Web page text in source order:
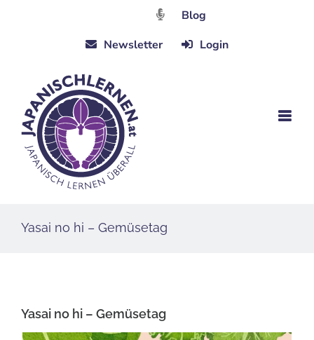
Blog
Newsletter
Login
Yasai no hi – Gemüsetag
Yasai no hi – Gemüsetag